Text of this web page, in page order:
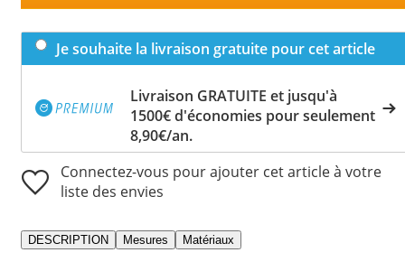
Je souhaite la livraison gratuite pour cet article
Livraison GRATUITE et jusqu'à
1500€ d'économies pour seulement
8,90€/an.
Connectez-vous pour ajouter cet article à votre
liste des envies
DESCRIPTION Mesures Matériaux